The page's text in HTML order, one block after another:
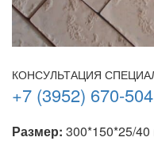
КОНСУЛЬТАЦИЯ
+7 (3952) 670-504
Размер: 300*150*25/